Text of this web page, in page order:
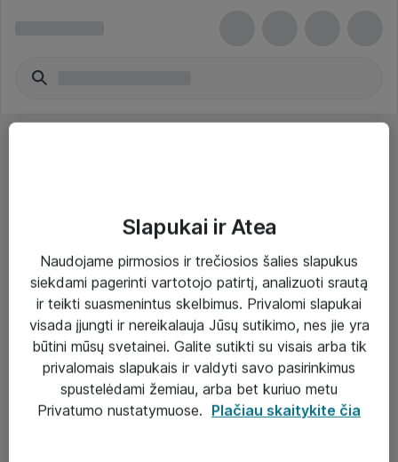
Paslaugos
Sprendimai
Įgyvendinti projektai
Atea ekspertų patarimai verslui
Slapukai ir Atea
Naudojame pirmosios ir trečiosios šalies slapukus
siekdami pagerinti vartotojo patirtį, analizuoti srautą
ir teikti suasmenintus skelbimus. Privalomi slapukai
visada įjungti ir nereikalauja Jūsų sutikimo, nes jie yra
būtini mūsų svetainei. Galite sutikti su visais arba tik
privalomais slapukais ir valdyti savo pasirinkimus
spustelėdami žemiau, arba bet kuriuo metu
Privatumo nustatymuose. Plačiau skaitykite čia